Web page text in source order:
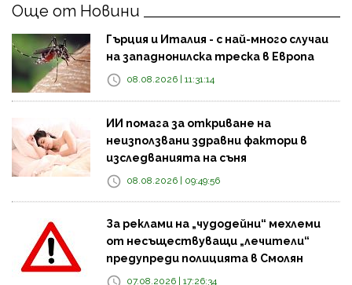
Още от Новини
Гърция и Италия - с най-много случаи
на западнонилска треска в Европа
08.08.2026 | 11:31:14
ИИ помага за откриване на
неизползвани здравни фактори в
изследванията на съня
08.08.2026 | 09:49:56
За реклами на „чудодейни“ мехлеми
от несъществуващи „лечители“
предупреди полицията в Смолян
07.08.2026 | 17:26:34